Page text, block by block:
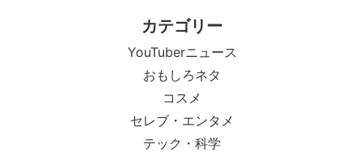
カテゴリー
YouTuberニュース
おもしろネタ
コスメ
セレブ・エンタメ
テック・科学